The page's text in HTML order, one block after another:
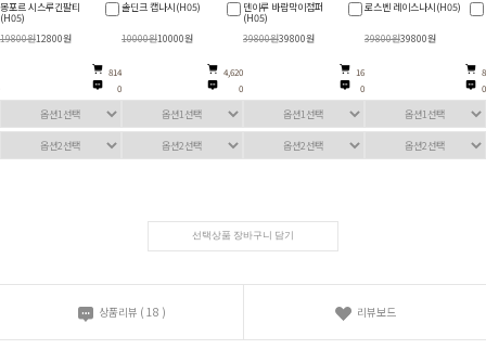
제마벨 브이넥반팔니트
(H05)
19800원19800원
3,823
0
몽포르 시스루긴팔티
19800원12800원
814
0
솔딘크 캡나시(H05)
10000원10000원
4,620
0
덴이루 바람막이점퍼
39800원39800원
16
0
선택상품 장바구니 담기
상품리뷰 ( 18 ) 리뷰보드